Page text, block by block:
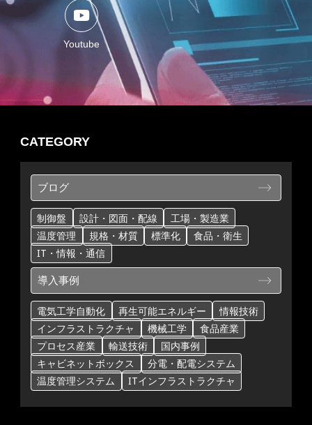
Youtube
CATEGORY
ブログ
制御盤 設計・図面・配線
工場・製造業
温度管理
規格・材質 標準化
食品・衛生
IT・情報・通信
導入事例
電気工学自動化 再生可能エネルギー
情報技術
インフラストラクチャ
機械工学
食品産業
プロセス産業
輸送技術
国内事例
キャビネットボックス
分電・配電システム
温度管理システム
ITインフラストラクチャ